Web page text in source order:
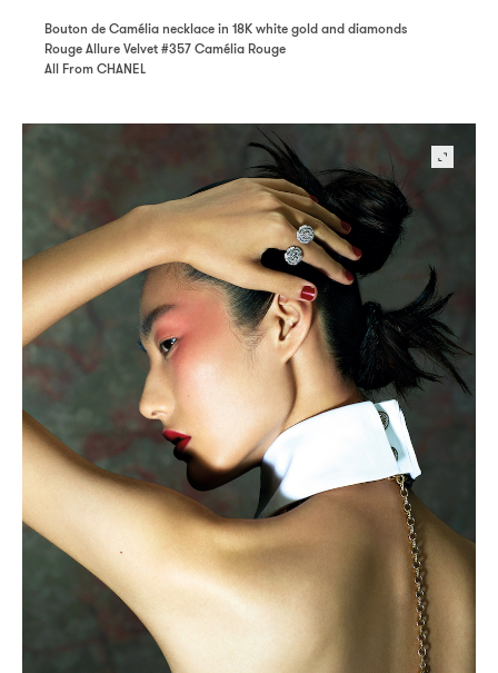
Bouton de Camélia necklace in 18K white gold and diamonds
Rouge Allure Velvet #357 Camélia Rouge
All From CHANEL